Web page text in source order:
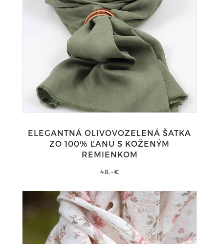
ELEGANTNÁ OLIVOVOZELENÁ ŠATKA
ZO 100% ĽANU S KOŽENÝM
REMIENKOM
48,-€